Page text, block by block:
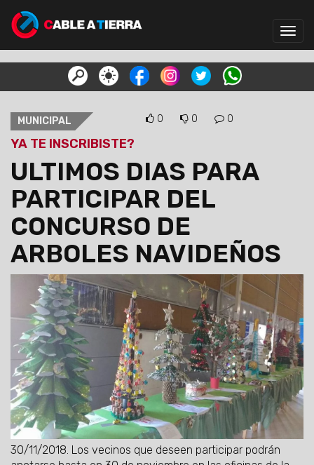
MUNICIPAL 0 0 0
YA TE INSCRIBISTE?
ULTIMOS DIAS PARA
PARTICIPAR DEL
CONCURSO DE
ARBOLES NAVIDEÑOS
30/11/2018. Los vecinos que deseen participar podrán